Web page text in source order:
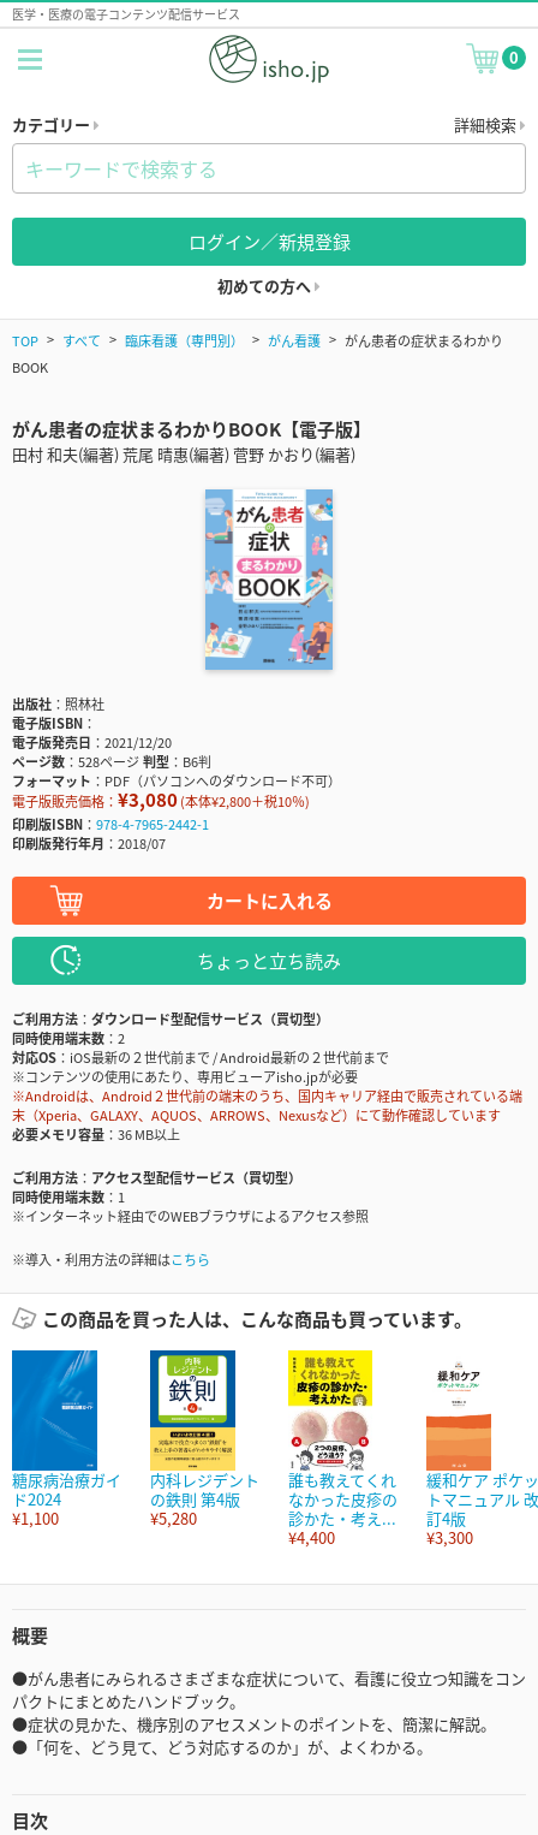
医学・医療の電子コンテンツ配信サービス
0
カテゴリー 詳細検索
ログイン／新規登録
初めての方へ
TOP すべて 臨床看護（専門別） がん看護
がん患者の症状まるわかり
BOOK
がん患者の症状まるわかりBOOK【電子版】
田村 和夫(編著) 荒尾 晴惠(編著) 菅野 かおり(編著)
出版社
照林社
電子版ISBN
電子版発売日
2021/12/20
ページ数
528ページ判型
B6判
フォーマット
PDF（パソコンへのダウンロード不可）
電子版販売価格： ¥3,080(本体¥2,800＋税10％)
印刷版ISBN
978-4-7965-2442-1
印刷版発行年月
2018/07
カートに入れる
ちょっと立ち読み
ご利用方法
ダウンロード型配信サービス（買切型）
同時使用端末数
2
対応OS
iOS最新の２世代前まで / Android最新の２世代前まで
※コンテンツの使用にあたり、専用ビューアisho.jpが必要
※Androidは、Android２世代前の端末のうち、国内キャリア経由で販売されている端
末（Xperia、GALAXY、AQUOS、ARROWS、Nexusなど）にて動作確認しています
必要メモリ容量
36 MB以上
ご利用方法
アクセス型配信サービス（買切型）
同時使用端末数
1
※インターネット経由でのWEBブラウザによるアクセス参照
※導入・利用方法の詳細はこちら
この商品を買った人は、こんな商品も買っています。
糖尿病治療ガイ
ド2024
¥1,100
内科レジデント
の鉄則 第4版
¥5,280
誰も教えてくれ
なかった皮疹の
診かた・考え...
¥4,400
緩和ケア ポケッ
トマニュアル 改
訂4版
¥3,300
概要
●がん患者にみられるさまざまな症状について、看護に役立つ知識をコン
パクトにまとめたハンドブック。
●症状の見かた、機序別のアセスメントのポイントを、簡潔に解説。
●「何を、どう見て、どう対応するのか」が、よくわかる。
目次